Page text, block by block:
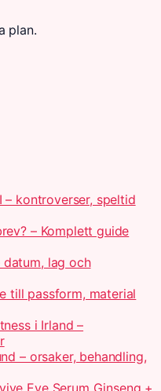
plan.
– kontroverser, speltid
– Komplett guide
lag och
till passform, material
i Irland –
– orsaker, behandling,
Eye Serum Ginseng +